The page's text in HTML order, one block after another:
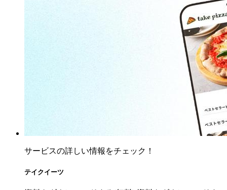
サービスの詳しい情報をチェック！
テイクイーツ